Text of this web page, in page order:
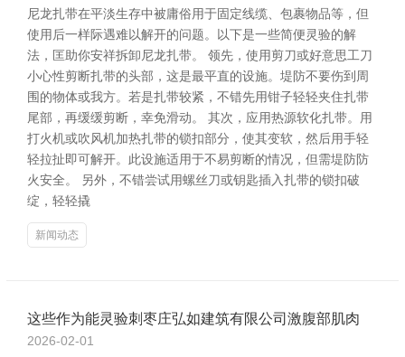
尼龙扎带在平淡生存中被庸俗用于固定线缆、包裹物品等，但
使用后一样际遇难以解开的问题。以下是一些简便灵验的解
法，匡助你安祥拆卸尼龙扎带。 领先，使用剪刀或好意思工刀
小心性剪断扎带的头部，这是最平直的设施。堤防不要伤到周
围的物体或我方。若是扎带较紧，不错先用钳子轻轻夹住扎带
尾部，再缓缓剪断，幸免滑动。 其次，应用热源软化扎带。用
打火机或吹风机加热扎带的锁扣部分，使其变软，然后用手轻
轻拉扯即可解开。此设施适用于不易剪断的情况，但需堤防防
火安全。 另外，不错尝试用螺丝刀或钥匙插入扎带的锁扣破
绽，轻轻撬
新闻动态
这些作为能灵验刺枣庄弘如建筑有限公司激腹部肌肉
2026-02-01